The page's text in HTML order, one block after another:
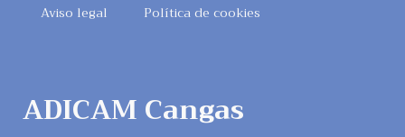
Aviso legal Política de cookies
ADICAM Cangas